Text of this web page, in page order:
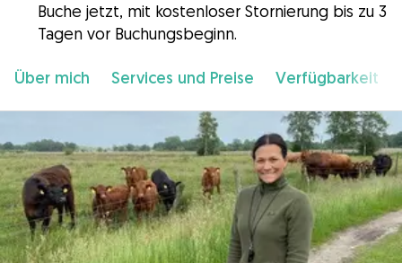
Buche jetzt, mit kostenloser Stornierung bis zu 3
Tagen vor Buchungsbeginn.
Über mich Services und Preise Verfügbarkeit